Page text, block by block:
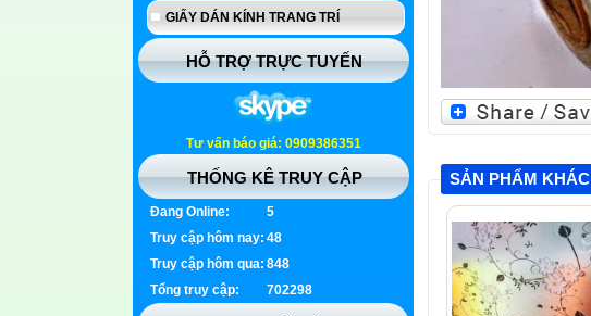
SẢN PHẨM KHÁC
GIẤY DÁN KÍNH TRANG TRÍ
HỖ TRỢ TRỰC TUYẾN
Tư vấn báo giá: 0909386351
THỐNG KÊ TRUY CẬP
Đang Online:
5
Truy cập hôm nay: 48
Truy cập hôm qua: 848
Tổng truy cập:
702298